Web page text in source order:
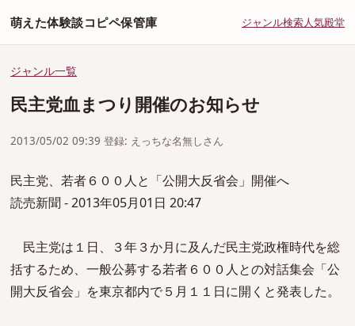
萌えた体験談コピペ保管庫 ジャンル検索人気殿堂
ジャンル一覧
民主党血まつり開催のお知らせ
2013/05/02 09:39 登録: えっちな名無しさん
民主党、若者６００人と「公開大反省会」開催へ
読売新聞 - 2013年05月01日 20:47
民主党は１日、３年３か月に及んだ民主党政権時代を総
括するため、一般公募する若者６００人との対話集会「公
開大反省会」を東京都内で５月１１日に開くと発表した。